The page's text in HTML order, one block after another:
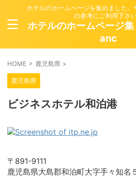
ホテルのホームページを集めました
の参考にご利用下さい
ホテルのホームページ
anc
HOME > 鹿児島県 >
鹿児島県
ビジネスホテル和泊港
〒891-9111
鹿児島県大島郡和泊町大字手々知名